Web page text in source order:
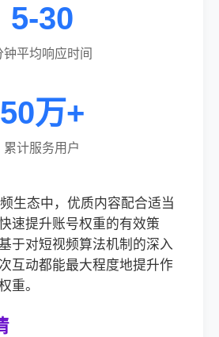
5-30
钟平均响应时间
50万+
累计服务用户
生态中，优质内容配合适当
速提升账号权重的有效策
于对短视频算法机制的深入
互动都能最大程度地提升作
重。